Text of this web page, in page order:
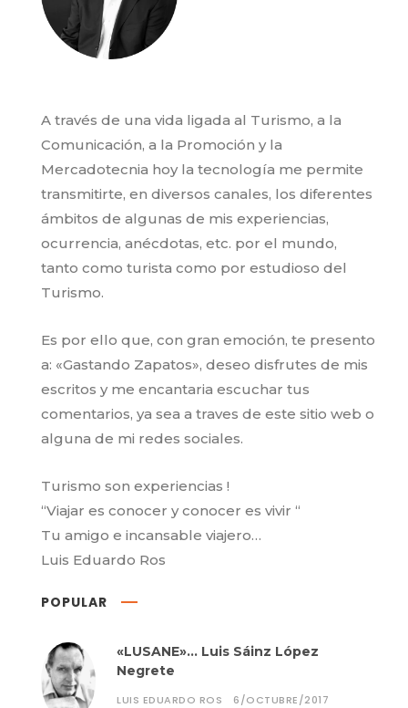
A través de una vida ligada al Turismo, a la
Comunicación, a la Promoción y la
Mercadotecnia hoy la tecnología me permite
transmitirte, en diversos canales, los diferentes
ámbitos de algunas de mis experiencias,
ocurrencia, anécdotas, etc. por el mundo,
tanto como turista como por estudioso del
Turismo.
Es por ello que, con gran emoción, te presento
a: «Gastando Zapatos», deseo disfrutes de mis
escritos y me encantaria escuchar tus
comentarios, ya sea a traves de este sitio web o
alguna de mi redes sociales.
Turismo son experiencias !
“Viajar es conocer y conocer es vivir “
Tu amigo e incansable viajero…
Luis Eduardo Ros
POPULAR
«LUSANE»… Luis Sáinz López
Negrete
LUIS EDUARDO ROS 6/OCTUBRE/2017